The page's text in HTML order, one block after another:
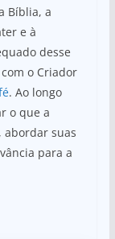
Bíblia, a
e à
desse
o Criador
. Ao longo
o que a
abordar suas
para a